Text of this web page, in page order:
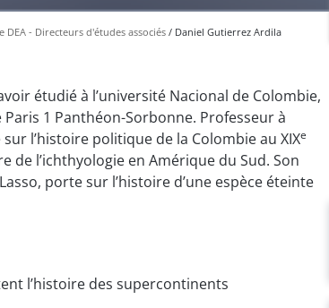
DEA - Directeurs d'études associés Daniel Gutierrez Ardila
étudié à l’université Nacional de Colombie,
1 Panthéon-Sorbonne. Professeur à
l’histoire politique de la Colombie au XIXe
de l’ichthyologie en Amérique du Sud. Son
porte sur l’histoire d’une espèce éteinte
l’histoire des supercontinents